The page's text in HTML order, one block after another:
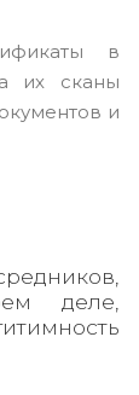
в
их сканы
и
деле,